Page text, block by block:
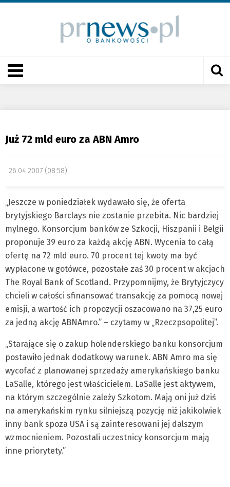
Już 72 mld euro za ABN Amro
26.04.2007 (08:58)
„Jeszcze w poniedziałek wydawało się, że oferta
brytyjskiego Barclays nie zostanie przebita. Nic bardziej
mylnego. Konsorcjum banków ze Szkocji, Hiszpanii i Belgii
proponuje 39 euro za każdą akcję ABN. Wycenia to całą
ofertę na 72 mld euro. 70 procent tej kwoty ma być
wypłacone w gotówce, pozostałe zaś 30 procent w akcjach
The Royal Bank of Scotland. Przypomnijmy, że Brytyjczycy
chcieli w całości sfinansować transakcję za pomocą nowej
emisji, a wartość ich propozycji oszacowano na 37,25 euro
za jedną akcję ABNAmro.” – czytamy w „Rzeczpsopolitej”.
„Starające się o zakup holenderskiego banku konsorcjum
postawiło jednak dodatkowy warunek. ABN Amro ma się
wycofać z planowanej sprzedaży amerykańskiego banku
LaSalle, którego jest właścicielem. LaSalle jest aktywem,
na którym szczególnie zależy Szkotom. Mają oni już dziś
na amerykańskim rynku silniejszą pozycję niż jakikolwiek
inny bank spoza USA i są zainteresowani jej dalszym
wzmocnieniem. Pozostali uczestnicy konsorcjum mają
inne priorytety.”